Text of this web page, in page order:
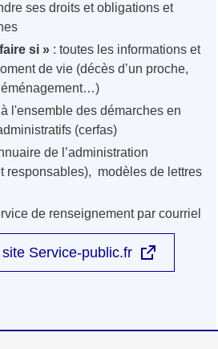
ses droits et obligations et
si » : toutes les informations et
de vie (décès d’un proche,
l'ensemble des démarches en
(cerfas)
de l’administration
responsables), modèles de lettres
de renseignement par courriel
Service-public.fr